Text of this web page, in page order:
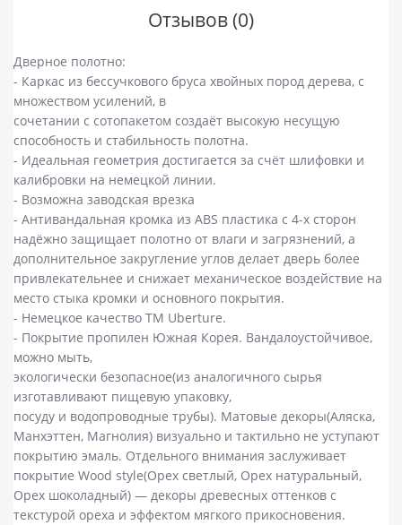
Отзывов (0)
Дверное полотно:
- Каркас из бессучкового бруса хвойных пород дерева, с
множеством усилений, в
сочетании с сотопакетом создаёт высокую несущую
способность и стабильность полотна.
- Идеальная геометрия достигается за счёт шлифовки и
калибровки на немецкой линии.
- Возможна заводская врезка
- Антивандальная кромка из ABS пластика с 4-х сторон
надёжно защищает полотно от влаги и загрязнений, а
дополнительное закругление углов делает дверь более
привлекательнее и снижает механическое воздействие на
место стыка кромки и основного покрытия.
- Немецкое качество ТМ Uberture.
- Покрытие пропилен Южная Корея. Вандалоустойчивое,
можно мыть,
экологически безопасное(из аналогичного сырья
изготавливают пищевую упаковку,
посуду и водопроводные трубы). Матовые декоры(Аляска,
Манхэттен, Магнолия) визуально и тактильно не уступают
покрытию эмаль. Отдельного внимания заслуживает
покрытие Wood style(Орех светлый, Орех натуральный,
Орех шоколадный) — декоры древесных оттенков с
текстурой ореха и эффектом мягкого прикосновения.